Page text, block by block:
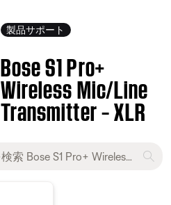
製品サポート
Bose S1 Pro+
Wireless Mic/Line
Transmitter – XLR